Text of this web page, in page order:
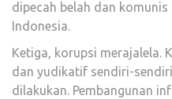
dipecah belah dan
Indonesia.
Ketiga, korupsi merajalela.
dan yudikatif sendiri-
dilakukan. Pembangunan